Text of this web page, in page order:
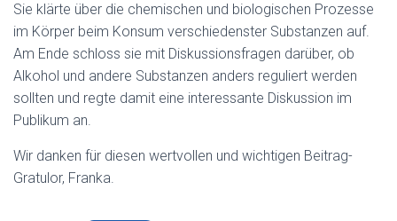
E
N
Sie klärte über die chemischen und biologischen Prozesse
im Körper beim Konsum verschiedenster Substanzen auf.
Am Ende schloss sie mit Diskussionsfragen darüber, ob
Alkohol und andere Substanzen anders reguliert werden
sollten und regte damit eine interessante Diskussion im
Publikum an.
Wir danken für diesen wertvollen und wichtigen Beitrag-
Gratulor, Franka.